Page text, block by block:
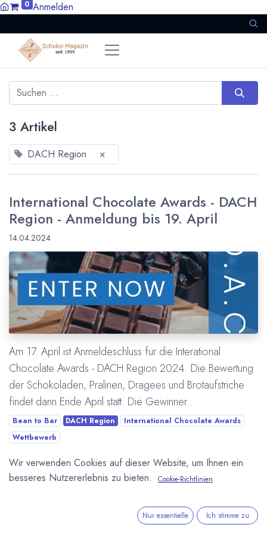
0 Anmelden
3 Artikel
DACH Region ×
International Chocolate Awards - DACH
Region - Anmeldung bis 19. April
14.04.2024
Am 17. April ist Anmeldeschluss für die Interational
Chocolate Awards - DACH Region 2024. Die Bewertung
der Schokoladen, Pralinen, Dragees und Brotaufstriche
findet dann Ende April statt. Die Gewinner...
Bean to Bar DACH Region
International Chocolate Awards
Wettbewerb
Mehr lesen
Wir verwenden Cookies auf dieser Website, um Ihnen ein
besseres Nutzererlebnis zu bieten.
Cookie-Richtlinien
Nur essentielle Ich stimme zu